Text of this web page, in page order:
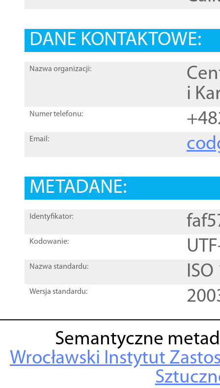
DANE KONTAKTOWE:
Nazwa organizacji:
i
Numer telefonu:
Email:
METADANE:
Identyfikator:
Kodowanie:
Nazwa standardu:
Wersja standardu:
Semantyczne
Wrocławski Instytut